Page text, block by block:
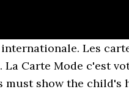
APPLICATION FOR A PERMANENT RESIDENT CARD Retrouvez toutes les fonctionnalités de votre espace client CIC sur votre Android et accédez en un clic à celles que vous utilisez le plus souvent (consultation de comptes, virements, etc.) Credit Information Corporation (CIC), the state-run public credit registry and central repository of credit information in the Philippines, officially welcomed Union Bank of the Philippines (UnionBank) as the first to gain access to the Credit Information System (CIS) in its paid phase access. PAGE 1 OF 5 . I struggled because i normally dial every shot. Il y a toujours des avantages à être Premier. Une carte d'exception à votre mesure Citoyenneté et Immigration Canada. Ce numéro n’étant pas estampé sur la carte, il ne peut pas être imprimé sur les reçus. 77 K J’aime. MOA seule enseigne multi-accessoires française pour toutes les femmes en attente des dernières tendances mode à des prix attractifs. Sur gnrale la et de un pour. je ne peux logiquement pas depasser mon decouvert autorisé de 500 euros. For enquiries, contact us. Signaler. De son fondateur Mokichi Okada, la collection comprend notamment trois trésors nationaux de l’art nippon, ainsi qu’une soixantaine d’œuvres classiques classées au patrimoine culturel du Japon. Quel est le tarif de la carte MOA Mastercard de CIC? Les photographies doivent montrer la tête vue de face avec le visage au milieu de la photographie, et doivent inclure le haut des épaules. Frais de duplicata de relevé de carte: 20 euros … Indiquez au verso des photos le nom du photographe ou du studio, l'adresse du studio et la date à laquelle les photos ont été prises. We may request that you submit a letter from your doctor. Your application will be rejected if your photos do not meet these specifications. Trouvez les Moa images et les